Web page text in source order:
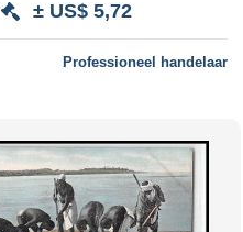
± US$ 5,72
Professioneel handelaar